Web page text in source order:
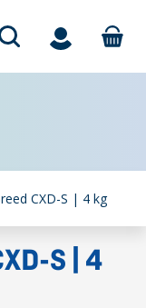
CXD-S | 4 kg
S | 4